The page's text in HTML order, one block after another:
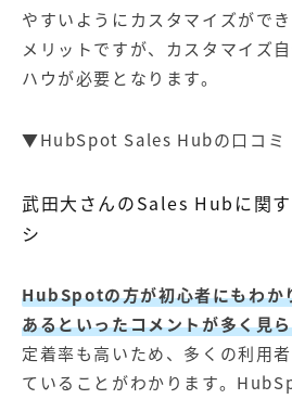
やすいようにカスタマイズがで
メリットですが、カスタマイズ
ハウが必要となります。
▼HubSpot Sales Hubの口コミ
武田大さんのSales Hubに関
シ
HubSpotの方が初心者にもわか
あるといったコメントが多く見
定着率も高いため、多くの利用
ていることがわかります。